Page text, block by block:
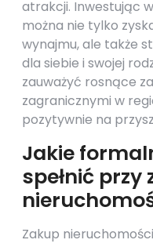
atrakcji. Inwestując
można nie tylko
wynajmu, ale także
dla siebie i swojej
zauważyć rosnące
zagranicznymi w
pozytywnie na
Jakie
spełnić przy
Zakup